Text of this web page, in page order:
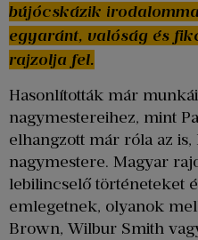
bújócskázik
egyaránt, valóság és
rajzolja fel.
Hasonlították már
nagymestereihez, mint
elhangzott már róla az
nagymestere. Magyar
lebilincselő történeteket
emlegetnek, olyanok
Brown, Wilbur Smith